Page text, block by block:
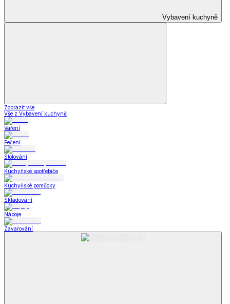
Vybavení kuchyně
Zobrazit vše
Vše z Vybavení kuchyně
Vaření
Pečení
Stolování
Kuchyňské spotřebiče
Kuchyňské pomůcky
Skladování
Nápoje
Zavařování